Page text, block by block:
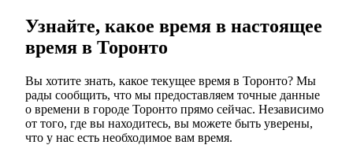
Узнайте, какое время в настоящее
время в Торонто
Вы хотите знать, какое текущее время в Торонто? Мы
рады сообщить, что мы предоставляем точные данные
о времени в городе Торонто прямо сейчас. Независимо
от того, где вы находитесь, вы можете быть уверены,
что у нас есть необходимое вам время.